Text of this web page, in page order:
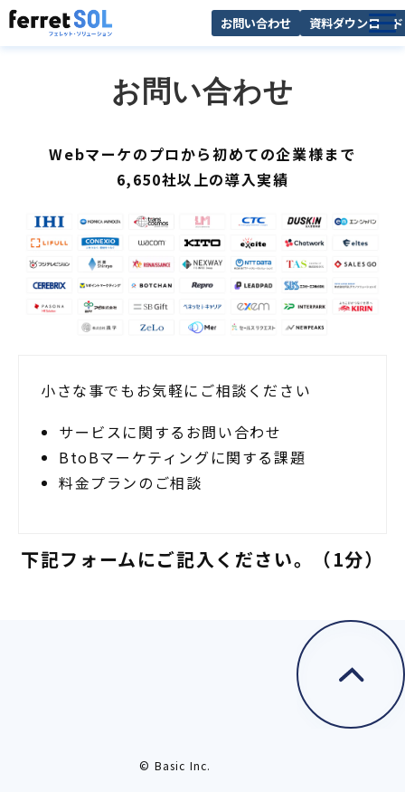
お問い合わせ 資料ダウンロード
サービス一覧
導入事例
お問い合わせ
Webマーケのプロから初めての企業様まで
6,650社以上の導入実績
小さな事でもお気軽にご相談ください
サービスに関するお問い合わせ
BtoBマーケティングに関する課題
料金プランのご相談
下記フォームにご記入ください。（1分）
© Basic Inc.